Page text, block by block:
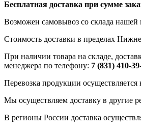
Бесплатная доставка при сумме
Возможен самовывоз со склада
Стоимость доставки в пределах
При наличии товара на складе,
менеджера по телефону: 7 (831) 410-
Перевозка продукции осуществляется
Мы осуществляем доставку в другие
В регионы России доставка